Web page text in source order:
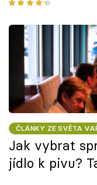
ČLÁNKY ZE SVĚTA
Jak vybrat
jídlo k pivu?